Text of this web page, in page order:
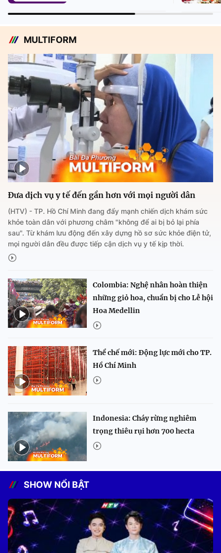
MULTIFORM
Đưa dịch vụ y tế đến gần hơn với mọi người dân
(HTV) - TP. Hồ Chí Minh đang đẩy mạnh chiến dịch khám sức
khỏe toàn dân với phương châm "không để ai bị bỏ lại phía
sau". Từ khám lưu động đến xây dựng hồ sơ sức khỏe điện tử,
mọi người dân đều được tiếp cận dịch vụ y tế kịp thời.
Colombia: Nghệ nhân hoàn thiện
những giỏ hoa, chuẩn bị cho Lễ hội
Hoa Medellin
Thể chế mới: Động lực mới cho TP.
Hồ Chí Minh
Indonesia: Cháy rừng nghiêm
trọng thiêu rụi hơn 700 hecta
SHOW NỔI BẬT